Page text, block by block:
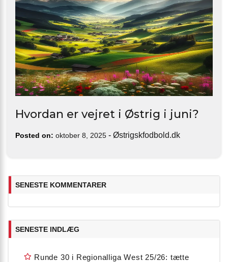
Hvordan er vejret i Østrig i juni?
Posted on: oktober 8, 2025 - Østrigskfodbold.dk
SENESTE KOMMENTARER
SENESTE INDLÆG
Runde 30 i Regionalliga West 25/26: tætte